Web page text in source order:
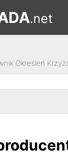
.net
Określeń